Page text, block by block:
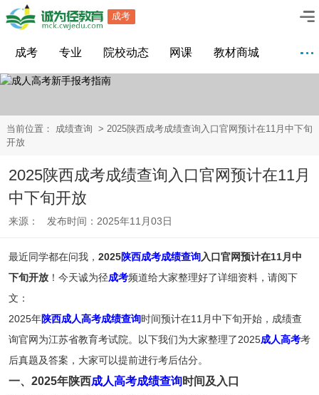
成考
成考 专业 院校动态 网课 教材商城
当前位置： 成绩查询 > 2025陕西成考成绩查询入口官网预计在11月中下旬
开放
2025陕西成考成绩查询入口官网预计在11月
中下旬开放
来源： 发布时间：2025年11月03日
最近同学都在问我， 2025陕西成考成绩查询入口官网预计在11月中
下旬开放！今天诚为径成考频道给大家整理好了详细资料，请阅下
文：
2025年陕西成人高考成绩查询时间预计在11月中下旬开始，成绩查
询官网为江苏省教育考试院。以下我们为大家整理了2025成人高考考
后真题及答案，大家可以提前进行考后估分。
一、2025年陕西成人高考成绩查询时间及入口